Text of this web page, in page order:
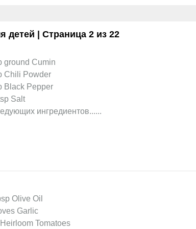
детей | Страница 2 из 22
ground Cumin
Chili Powder
Black Pepper
Salt
ингредиентов......
Olive Oil
Garlic
Tomatoes